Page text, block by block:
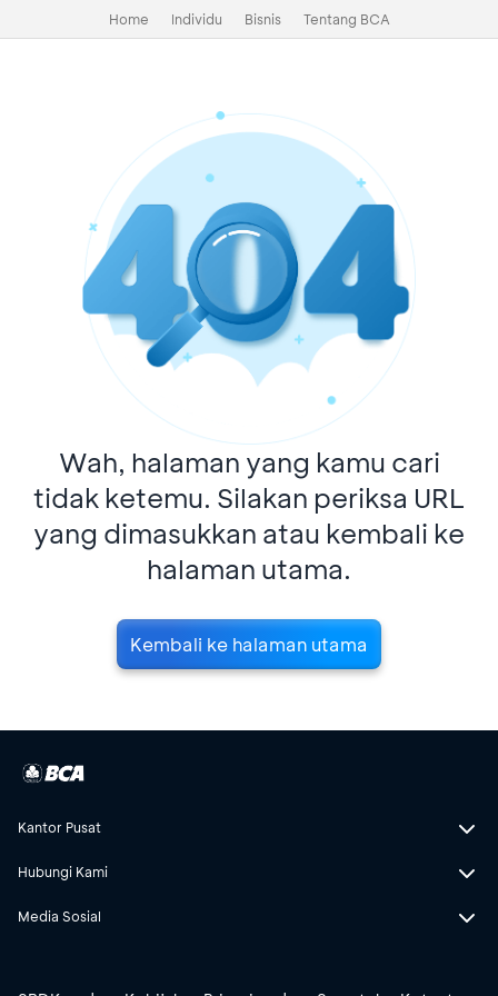
Home Individu Bisnis Tentang BCA
Wah, halaman yang kamu cari
tidak ketemu. Silakan periksa URL
yang dimasukkan atau kembali ke
halaman utama.
Kembali ke halaman utama
Kantor Pusat
Hubungi Kami
Media Sosial